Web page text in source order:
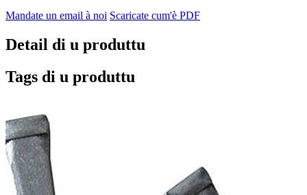
Mandate un email à noi Scaricate cum'è PDF
Detail di u produttu
Tags di u produttu